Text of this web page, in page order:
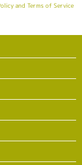
and Terms of Service